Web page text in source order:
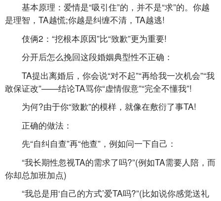
基本原理：爱情是“吸引住”的，并不是“求”的。你越
是理智，TA越慌;你越是纠缠不清，TA越逃!
伎俩2：“挖根本原因”比“致歉”更为重要!
分开后怎么挽回这段婚姻典型性不正确：
TA提出离婚后，你会说“对不起”“再给我一次机会”“我
敢保证改”——结论TA骂你“虚情假意”“完全不懂我”!
为何?由于你“致歉”的模样，就像在敷衍了事TA!
正确的做法：
先“自纠自查”再“他查”，例如问一下自己：
“我长期性忽视TA的需求了吗?”(例如TA需要人陪，而
你却总加班加点)
“我总是用‘自己的方式’爱TA吗?”(比如说你感觉送礼